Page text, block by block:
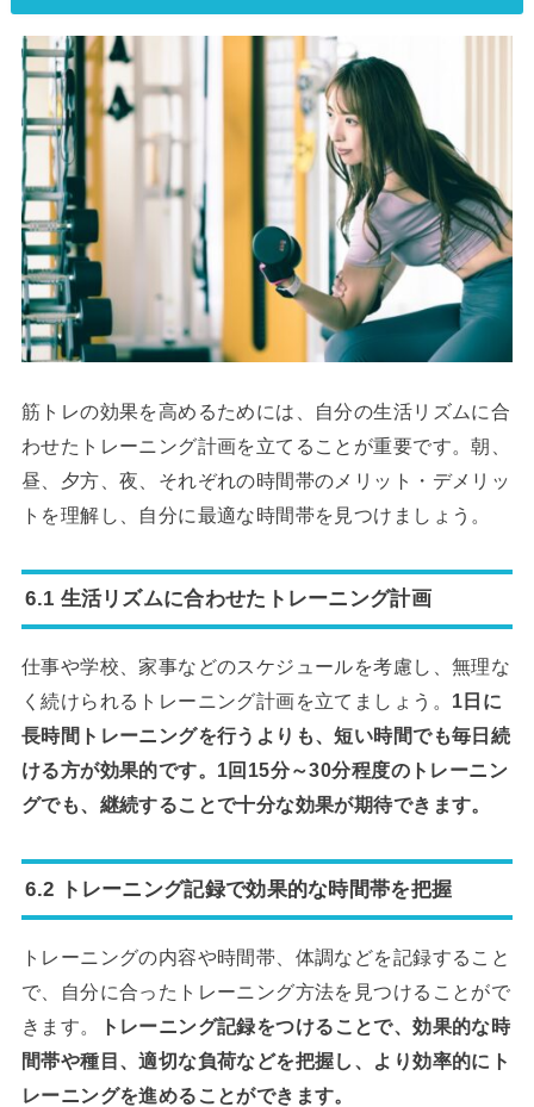
筋トレの効果を高めるためには、自分の生活リズムに合
わせたトレーニング計画を立てることが重要です。朝、
昼、夕方、夜、それぞれの時間帯のメリット・デメリッ
トを理解し、自分に最適な時間帯を見つけましょう。
6.1 生活リズムに合わせたトレーニング計画
仕事や学校、家事などのスケジュールを考慮し、無理な
く続けられるトレーニング計画を立てましょう。 1日に
長時間トレーニングを行うよりも、短い時間でも毎日続
ける方が効果的です。1回15分～30分程度のトレーニン
グでも、継続することで十分な効果が期待できます。
6.2 トレーニング記録で効果的な時間帯を把握
トレーニングの内容や時間帯、体調などを記録すること
で、自分に合ったトレーニング方法を見つけることがで
きます。
トレーニング記録をつけることで、効果的な時
間帯や種目、適切な負荷などを把握し、より効率的にト
レーニングを進めることができます。